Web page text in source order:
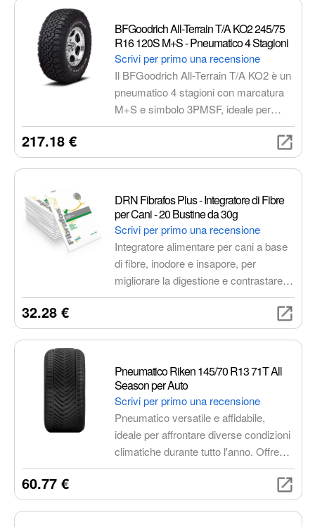
BFGoodrich All-Terrain T/A KO2 245/75
R16 120S M+S - Pneumatico 4 Stagioni
Scrivi per primo una recensione
Il BFGoodrich All-Terrain T/A KO2 è un
pneumatico 4 stagioni con marcatura
M+S e simbolo 3PMSF, ideale per
SUV, pick-up e fuoristrada. Offre
fuoristrada grazie al suo battistrada
della carcassa.
217.18 €
DRN Fibrafos Plus - Integratore di Fibre
per Cani - 20 Bustine da 30g
Scrivi per primo una recensione
Integratore alimentare per cani a base
di fibre, inodore e insapore, per
migliorare la digestione e contrastare
diarrea e stipsi. Formulazione naturale
miscelare al cibo giornaliero.
32.28 €
Pneumatico Riken 145/70 R13 71T All
Season per Auto
Scrivi per primo una recensione
Pneumatico versatile e affidabile,
ideale per affrontare diverse condizioni
climatiche durante tutto l'anno. Offre
prestazioni equilibrate su asciutto,
sicurezza e comfort senza la
60.77 €